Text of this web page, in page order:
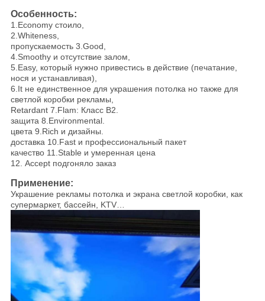
Особенность:
1.Economy стоило,
2.Whiteness,
пропускаемость 3.Good,
4.Smoothy и отсутствие залом,
5.Easy, который нужно привестись в действие (печатание,
нося и устанавливая),
6.It не единственное для украшения потолка но также для
светлой коробки рекламы,
Retardant 7.Flam: Класс B2.
защита 8.Environmental.
цвета 9.Rich и дизайны.
доставка 10.Fast и профессиональный пакет
качество 11.Stable и умеренная цена
12. Accept подгоняло заказ
Применение:
Украшение рекламы потолка и экрана светлой коробки, как
супермаркет, бассейн, KTV…